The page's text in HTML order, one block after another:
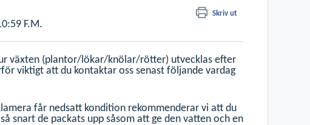
Skriv ut
F.M.
växten (plantor/lökar/knölar/rötter) utvecklas efter
viktigt att du kontaktar oss senast följande vardag
får nedsatt kondition rekommenderar vi att du
snart de packats upp såsom att ge den vatten och en